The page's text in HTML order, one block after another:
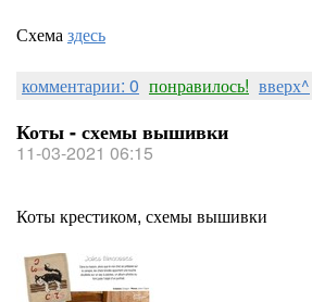
Схемаздесь
комментарии: 0 понравилось! вверх^
Коты - схемы вышивки
11-03-2021 06:15
Коты крестиком, схемы вышивки